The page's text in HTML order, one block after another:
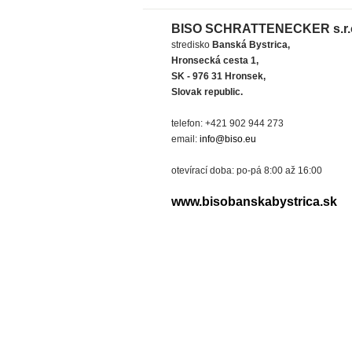
BISO SCHRATTENECKER
stredisko Banská Bystrica,
Hronsecká cesta 1,
SK - 976 31 Hronsek,
Slovak republic.
telefon: +421 902 944 273
email: info@biso.eu
otevírací doba: po-pá 8:00 až 16:00
www.bisobanskabystrica.sk